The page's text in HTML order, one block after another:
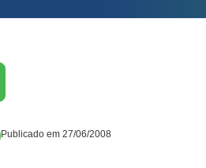
Publicado em 27/06/2008